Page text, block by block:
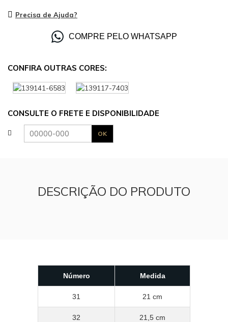
Precisa de Ajuda?
COMPRE PELO WHATSAPP
CONFIRA OUTRAS CORES:
CONSULTE O FRETE E DISPONIBILIDADE
DESCRIÇÃO DO PRODUTO
Número Medida
31 21 cm
32 21,5 cm